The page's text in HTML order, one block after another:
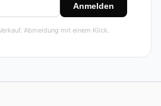
Anmelden
Abmeldung mit einem Klick.